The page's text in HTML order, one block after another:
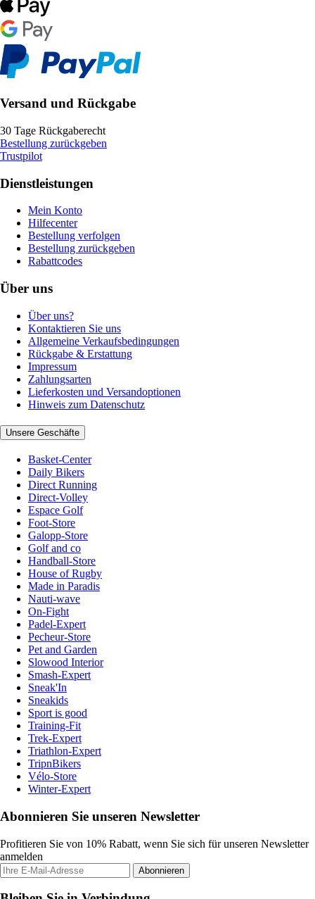
Versand und Rückgabe
30 Tage Rückgaberecht
Bestellung zurückgeben
Trustpilot
Dienstleistungen
Mein Konto
Hilfecenter
Bestellung verfolgen
Bestellung zurückgeben
Rabattcodes
Über uns
Über uns?
Kontaktieren Sie uns
Allgemeine Verkaufsbedingungen
Rückgabe & Erstattung
Impressum
Zahlungsarten
Lieferkosten und Versandoptionen
Hinweis zum Datenschutz
Unsere Geschäfte
Basket-Center
Daily Bikers
Direct Running
Direct-Volley
Espace Golf
Foot-Store
Galopp-Store
Golf and co
Handball-Store
House of Rugby
Made in Paradis
Nauti-wave
On-Fight
Padel-Expert
Pecheur-Store
Pet and Garden
Slowood Interior
Smash-Expert
Sneak'In
Sneakids
Sport is good
Training-Fit
Trek-Expert
Triathlon-Expert
TripnBikers
Vélo-Store
Winter-Expert
Abonnieren Sie unseren Newsletter
Profitieren Sie von 10% Rabatt, wenn Sie sich für unseren Newsletter
anmelden
Abonnieren